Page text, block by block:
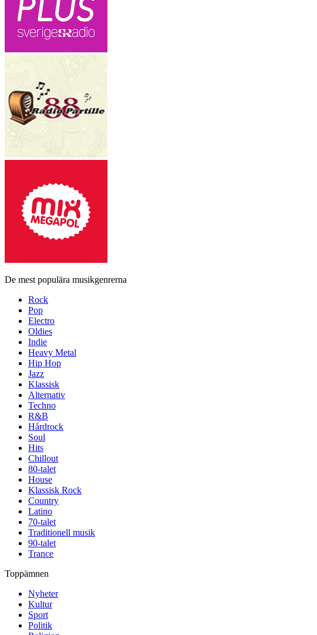
De mest populära musikgenrerna
Rock
Pop
Electro
Oldies
Indie
Heavy Metal
Hip Hop
Jazz
Klassisk
Alternativ
Techno
R&B
Hårdrock
Soul
Hits
Chillout
80-talet
House
Klassisk Rock
Country
Latino
70-talet
Traditionell musik
90-talet
Trance
Toppämnen
Nyheter
Kultur
Sport
Politik